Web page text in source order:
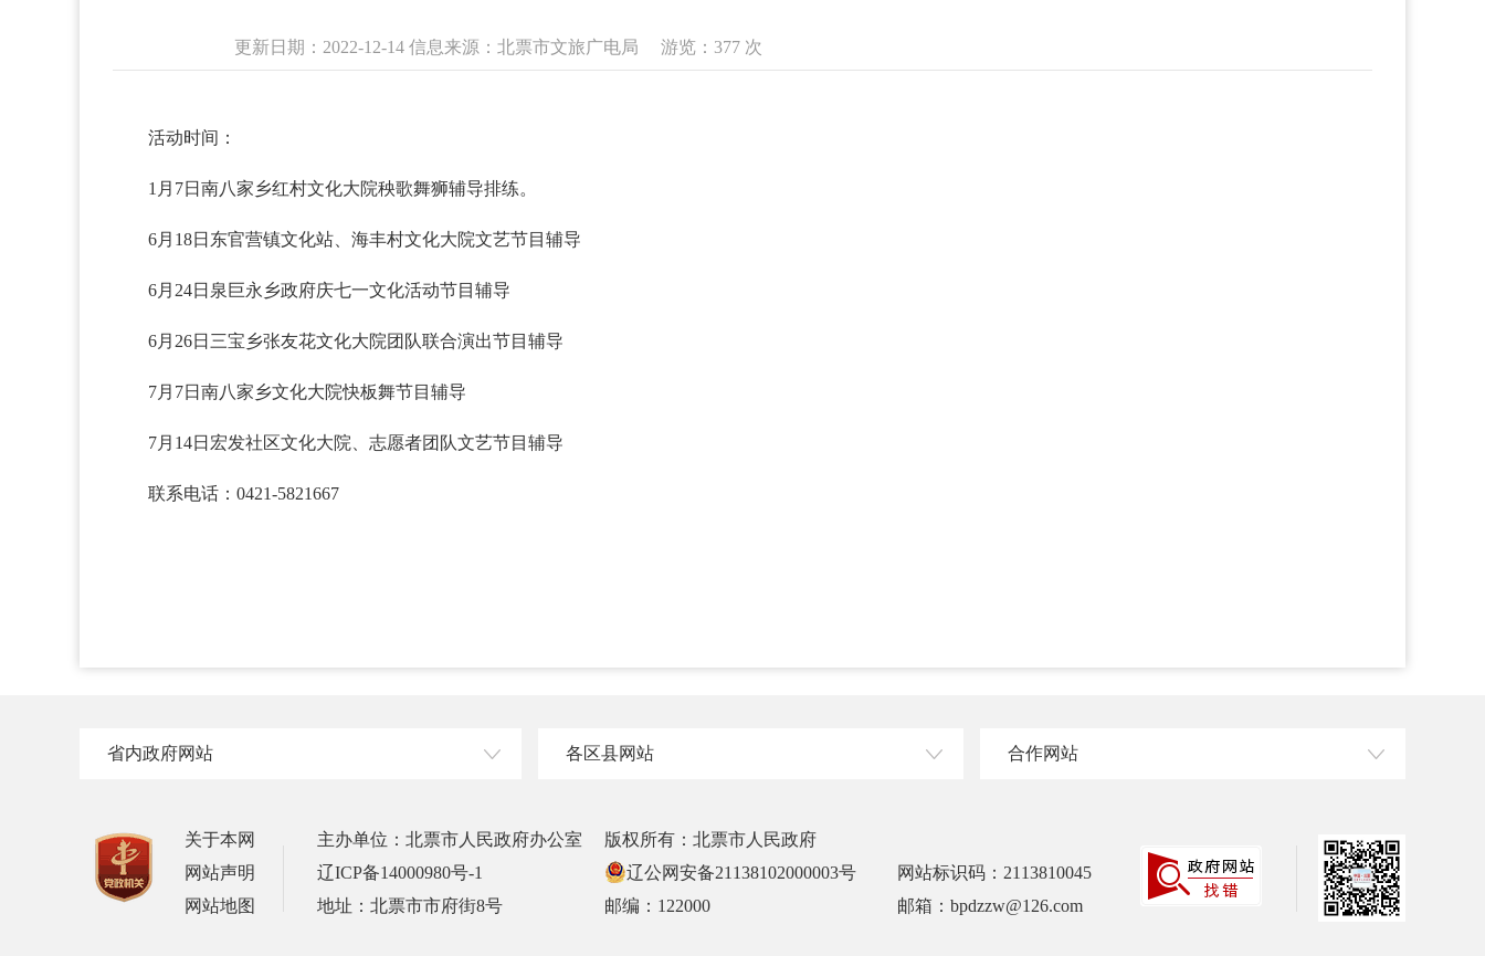
更新日期：2022-12-14 信息来源：北票市文旅广电局 游览： 377 次
活动时间：
1月7日南八家乡红村文化大院秧歌舞狮辅导排练。
6月18日东官营镇文化站、海丰村文化大院文艺节目辅导
6月24日泉巨永乡政府庆七一文化活动节目辅导
6月26日三宝乡张友花文化大院团队联合演出节目辅导
7月7日南八家乡文化大院快板舞节目辅导
7月14日宏发社区文化大院、志愿者团队文艺节目辅导
联系电话：0421-5821667
省内政府网站 各区县网站 合作网站
关于本网
网站声明
网站地图
主办单位：北票市人民政府办公室
辽ICP备14000980号-1
地址：北票市市府街8号
版权所有：北票市人民政府
辽公网安备21138102000003号
邮编：122000
网站标识码：2113810045
邮箱：bpdzzw@126.com